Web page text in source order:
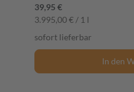
39,95 €
3.995,00 € / 1 l
sofort lieferbar
In den